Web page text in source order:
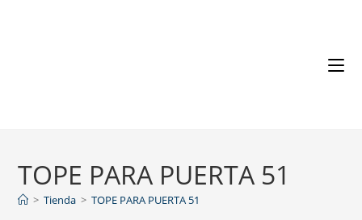
TOPE PARA PUERTA 51
> Tienda > TOPE PARA PUERTA 51